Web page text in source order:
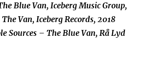
Blue Van, Iceberg Music Group,
Van, Iceberg Records, 2018
Sources – The Blue Van, Rå Lyd